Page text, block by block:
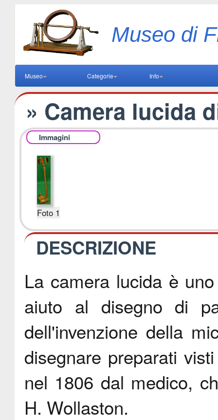
Museo di
Museo Categorie Info
» Camera lucida
Immagini
Foto 1
DESCRIZIONE
La camera lucida è
aiuto al disegno di
dell'invenzione della
disegnare preparati
nel 1806 dal medico,
H. Wollaston.